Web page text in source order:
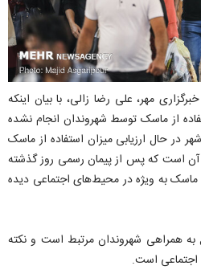
مهر، علی رضا زالی، با بیان اینکه
از ماسک توسط شهروندان انجام نشده
در حال ارزیابی میزان استفاده از ماسک
آن است که پس از پیمان رسمی روز گذشته
ماسک به ویژه در محیط‌های اجتماعی دیده
به همراهی شهروندان مرتبط است و نکته
اجتماعی است.